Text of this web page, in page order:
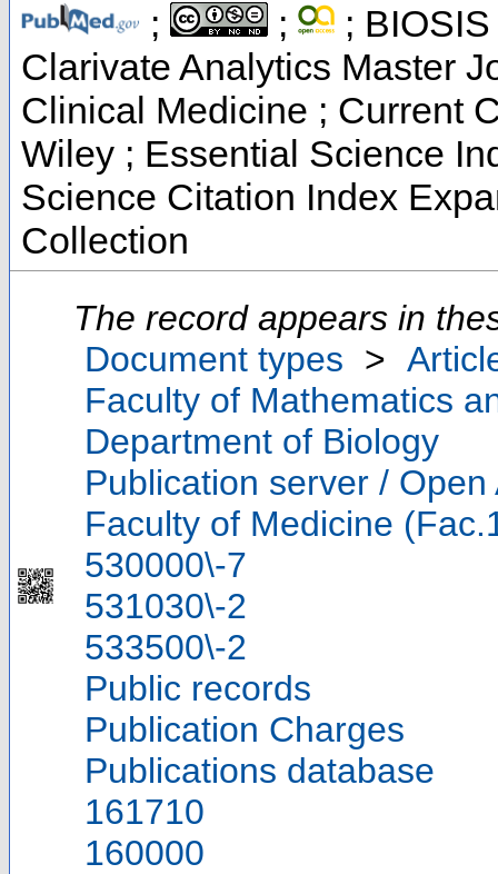
; ;
; BIOSIS
Clarivate Analytics Master
Clinical Medicine ; Current
Wiley ; Essential Science
Science Citation Index
Collection
The record appears in
Document types >
Faculty of Mathematics
Department of Biology
Publication server / Open
Faculty of Medicine
530000\-7
531030\-2
533500\-2
Public records
Publication Charges
Publications database
161710
160000